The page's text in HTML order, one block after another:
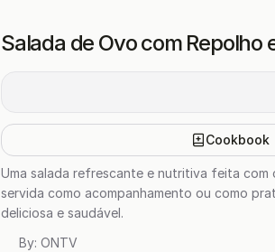
Salada de Ovo com Repolho
Cookbook
Uma salada refrescante e nutritiva feita
servida como acompanhamento ou como
deliciosa e saudável.
By: ONTV